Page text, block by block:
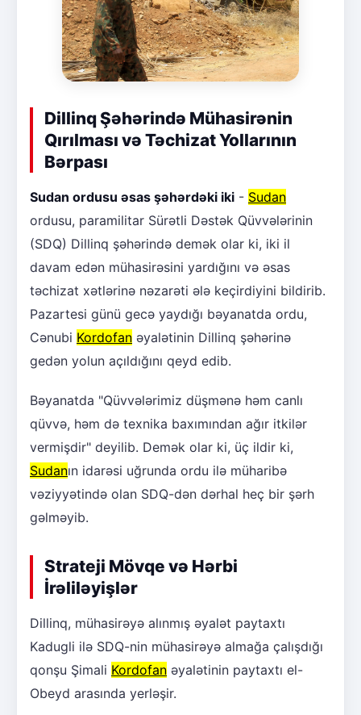
Dillinq Şəhərində Mühasirənin
Qırılması və Təchizat Yollarının
Bərpası
Sudan ordusu əsas şəhərdəki iki - Sudan
ordusu, paramilitar Sürətli Dəstək Qüvvələrinin
(SDQ) Dillinq şəhərində demək olar ki, iki il
davam edən mühasirəsini yardığını və əsas
təchizat xətlərinə nəzarəti ələ keçirdiyini bildirib.
Pazartesi günü gecə yaydığı bəyanatda ordu,
Cənubi Kordofan əyalətinin Dillinq şəhərinə
gedən yolun açıldığını qeyd edib.
Bəyanatda "Qüvvələrimiz düşmənə həm canlı
qüvvə, həm də texnika baxımından ağır itkilər
vermişdir" deyilib. Demək olar ki, üç ildir ki,
Sudanın idarəsi uğrunda ordu ilə müharibə
vəziyyətində olan SDQ-dən dərhal heç bir şərh
gəlməyib.
Strateji Mövqe və Hərbi
İrəliləyişlər
Dillinq, mühasirəyə alınmış əyalət paytaxtı
Kadugli ilə SDQ-nin mühasirəyə almağa çalışdığı
qonşu Şimali Kordofan əyalətinin paytaxtı el-
Obeyd arasında yerləşir.